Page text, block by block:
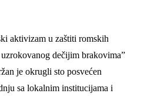
aktivizam u zaštiti romskih
dečijim brakovima”
je okrugli sto posvećen
sa lokalnim institucijama i